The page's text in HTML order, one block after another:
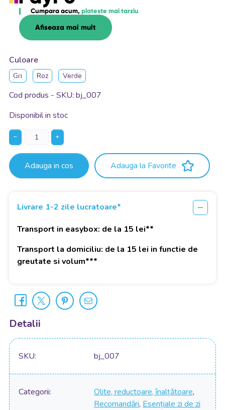
Cumpara acum, plateste mai tarziu
Afiseaza mai mult
Culoare
Gri Roz Verde
Cod produs - SKU bj_007
Disponibil in stoc
− +
Adauga in cos Adauga la Favorite
Livrare 1-2 zile lucratoare*
Transport in easybox: de la 15 lei**
Transport la domiciliu: de la 15 lei in functie de
greutate si volum***
Detalii
SKU bj_007
Categorii Olite, reductoare, înalțǎtoare,
Recomandări, Esențiale zi de zi